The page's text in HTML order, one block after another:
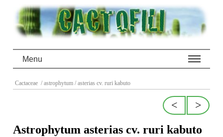
Menu
Cactaceae / astrophytum / asterias cv. ruri kabuto
>
<
Astrophytum asterias cv. ruri kabuto